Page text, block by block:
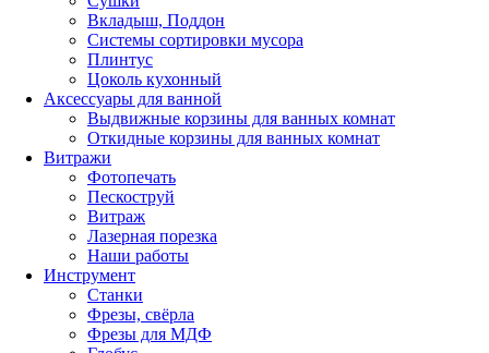
Вкладыш, Поддон
Системы сортировки мусора
Плинтус
Цоколь кухонный
Аксессуары для ванной
Выдвижные корзины для ванных комнат
Откидные корзины для ванных комнат
Витражи
Фотопечать
Пескоструй
Витраж
Лазерная порезка
Наши работы
Инструмент
Станки
Фрезы, свёрла
Фрезы для МДФ